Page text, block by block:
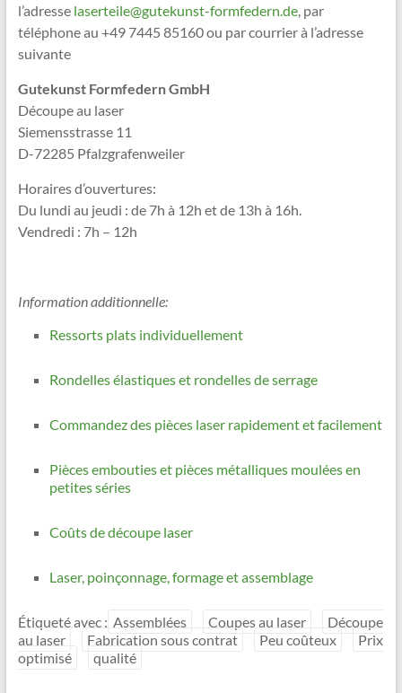
l’adresse laserteile@gutekunst-formfedern.de, par
téléphone au +49 7445 85160 ou par courrier à l’adresse
suivante
Gutekunst Formfedern GmbH
Découpe au laser
Siemensstrasse 11
D-72285 Pfalzgrafenweiler
Horaires d’ouvertures:
Du lundi au jeudi : de 7h à 12h et de 13h à 16h.
Vendredi : 7h – 12h
Information additionnelle:
Ressorts plats individuellement
Rondelles élastiques et rondelles de serrage
Commandez des pièces laser rapidement et facilement
Pièces embouties et pièces métalliques moulées en
petites séries
Coûts de découpe laser
Laser, poinçonnage, formage et assemblage
Étiqueté avec : Assemblées Coupes au laser
Découpe
au laser
Fabrication sous contrat Peu coûteux
Prix
optimisé
qualité